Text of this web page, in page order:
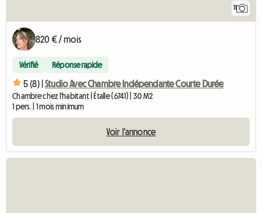
11
820 € / mois
Vérifié Réponse rapide
5 (8) | Studio Avec Chambre Indépendante Courte Durée
Chambre chez l'habitant | Étalle (6741) | 30 M2
1 pers. | 1 mois minimum
Voir l'annonce